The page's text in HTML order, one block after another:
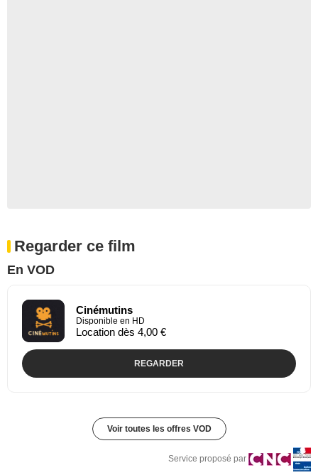
Regarder ce film
En VOD
Cinémutins
Disponible en HD
Location dès 4,00 €
REGARDER
Voir toutes les offres VOD
Service proposé par